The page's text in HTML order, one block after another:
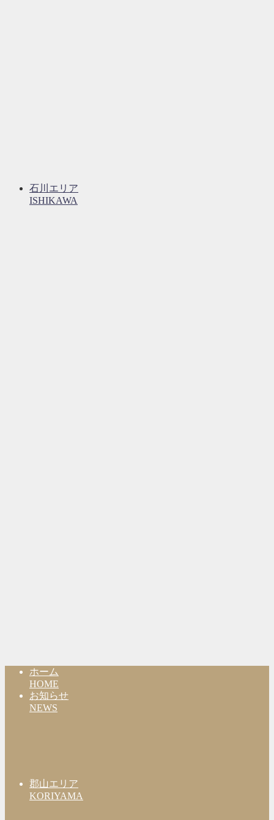
石川エリア
ISHIKAWA
ホーム
HOME
お知らせ
NEWS
郡山エリア
KORIYAMA